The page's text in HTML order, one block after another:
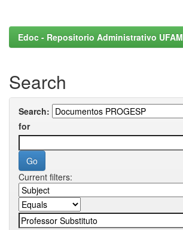
Edoc - Repositorio Administrativo UFAM
Search
Search:
for
Current filters: